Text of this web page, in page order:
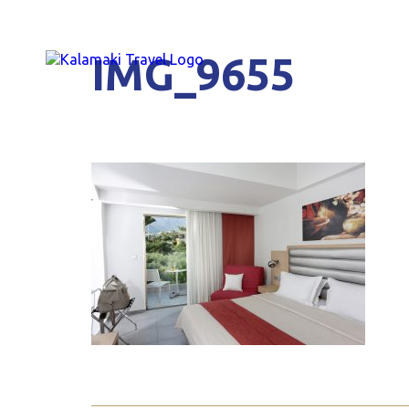
IMG_9655